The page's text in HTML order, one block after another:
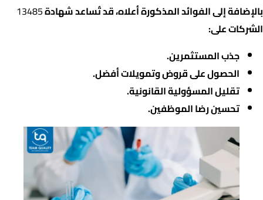
بالإضافة إلى الفوائد المذكورة أعلاه، قد تُساعد شهادة13485
الشركات على:
جذب المستثمرين.
الحصول على قروض وتمويلات أفضل.
تقليل المسؤولية القانونية.
تحسين رضا الموظفين.